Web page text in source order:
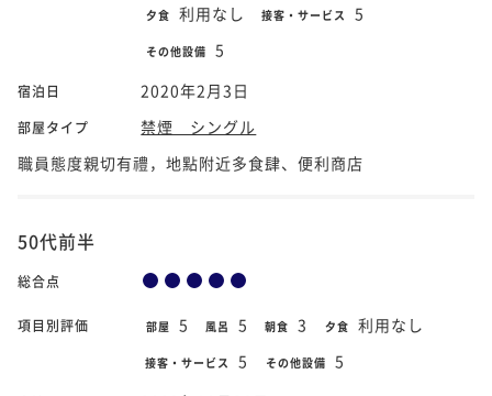
夕食 利用なし 接客・サービス 5
その他設備 5
宿泊日 2020年2月3日
部屋タイプ
禁煙 シングル
職員態度親切有禮，地點附近多食肆、便利商店
50代前半
総合点
項目別評価 部屋 5 風呂 5 朝食 3 夕食 利用なし
接客・サービス 5 その他設備 5